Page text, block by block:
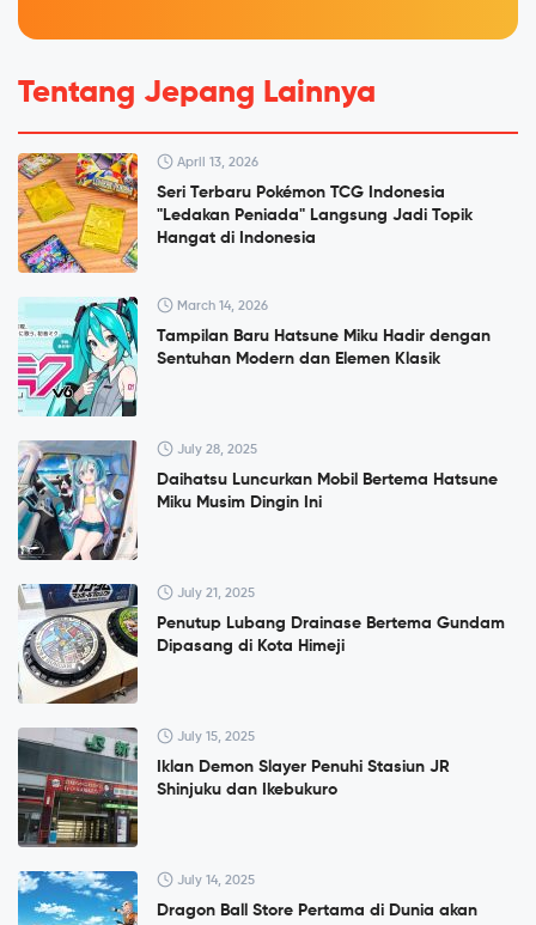
Tentang Jepang Lainnya
April 13, 2026
Seri Terbaru Pokémon TCG Indonesia
"Ledakan Peniada" Langsung Jadi Topik
Hangat di Indonesia
March 14, 2026
Tampilan Baru Hatsune Miku Hadir dengan
Sentuhan Modern dan Elemen Klasik
July 28, 2025
Daihatsu Luncurkan Mobil Bertema Hatsune
Miku Musim Dingin Ini
July 21, 2025
Penutup Lubang Drainase Bertema Gundam
Dipasang di Kota Himeji
July 15, 2025
Iklan Demon Slayer Penuhi Stasiun JR
Shinjuku dan Ikebukuro
July 14, 2025
Dragon Ball Store Pertama di Dunia akan